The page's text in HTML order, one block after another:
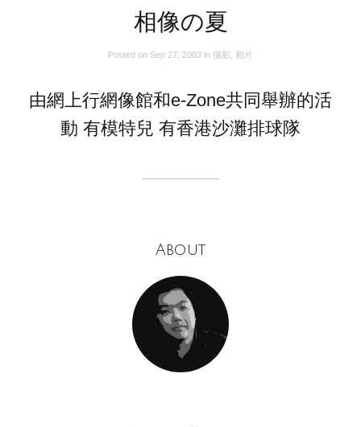
相像の夏
Posted on Sep 27, 2003 in 攝影 相片
由網上行網像館和e-Zone共同舉辦的活
動 有模特兒 有香港沙灘排球隊
About